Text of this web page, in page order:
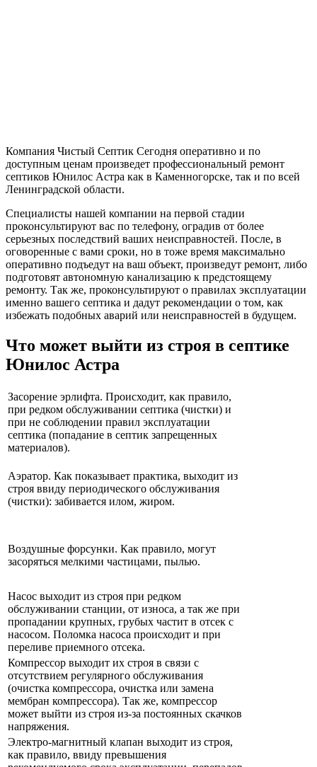
Компания Чистый Септик Сегодня оперативно и по
доступным ценам произведет профессиональный ремонт
септиков Юнилос Астра как в Каменногорске, так и по всей
Ленинградской области.
Специалисты нашей компании на первой стадии
проконсультируют вас по телефону, оградив от более
серьезных последствий ваших неисправностей. После, в
оговоренные с вами сроки, но в тоже время максимально
оперативно подъедут на ваш объект, произведут ремонт, либо
подготовят автономную канализацию к предстоящему
ремонту. Так же, проконсультируют о правилах эксплуатации
именно вашего септика и дадут рекомендации о том, как
избежать подобных аварий или неисправностей в будущем.
Что может выйти из строя в септике
Юнилос Астра
Засорение эрлифта. Происходит, как правило,
при редком обслуживании септика (чистки) и
при не соблюдении правил эксплуатации
септика (попадание в септик запрещенных
материалов).
Аэратор. Как показывает практика, выходит из
строя ввиду периодического обслуживания
(чистки): забивается илом, жиром.
Воздушные форсунки. Как правило, могут
засоряться мелкими частицами, пылью.
Насос выходит из строя при редком
обслуживании станции, от износа, а так же при
пропадании крупных, грубых частит в отсек с
насосом. Поломка насоса происходит и при
переливе приемного отсека.
Компрессор выходит их строя в связи с
отсутствием регулярного обслуживания
(очистка компрессора, очистка или замена
мембран компрессора). Так же, компрессор
может выйти из строя из-за постоянных скачков
напряжения.
Электро-магнитный клапан выходит из строя,
как правило, ввиду превышения